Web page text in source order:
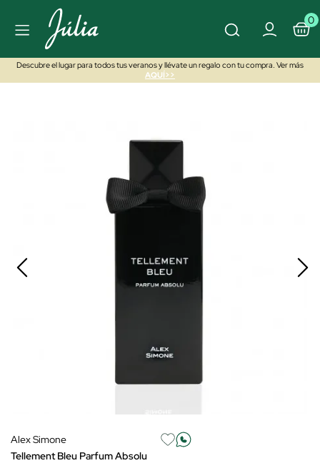
0
Descubre el lugar para todos tus veranos y llévate un regalo con tu compra. Ver más
AQUÍ>>
Alex Simone
Tellement Bleu Parfum Absolu